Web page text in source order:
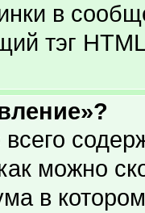
в
тэг
можно
в